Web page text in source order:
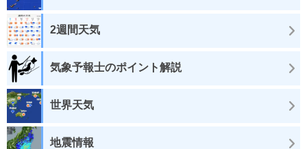
2週間天気
気象予報士のポイント解説
世界天気
地震情報